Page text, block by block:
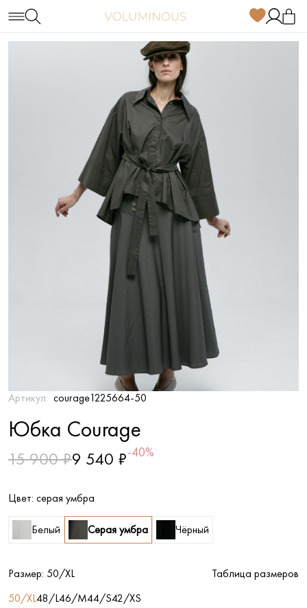
Артикул: courage1225664-50
Юбка Courage
15 900 ₽9 540 ₽-40%
Цвет: серая умбра
Белый Серая умбра Чёрный
Размер: 50/XL
Таблица размеров
50/XL48/L46/M44/S42/XS